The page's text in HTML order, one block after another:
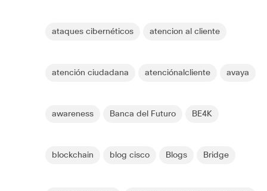
ataques cibernéticos atencion al cliente
atención ciudadana atenciónalcliente avaya
awareness Banca del Futuro BE4K
blockchain blog cisco Blogs Bridge